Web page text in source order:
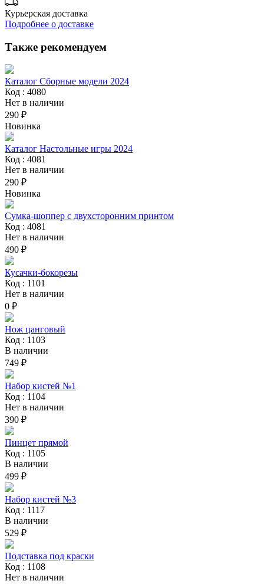
Курьерская доставка
Подробнее о доставке
Также рекомендуем
Каталог Сборные модели 2024
Код : 4080
Нет в наличии
290 ₽
Новинка
Каталог Настольные игры 2024
Код : 4081
Нет в наличии
290 ₽
Новинка
Сумка-шоппер с двухсторонним принтом
Код : 4081
Нет в наличии
490 ₽
Кусачки-бокорезы
Код : 1101
Нет в наличии
0 ₽
Нож цанговый
Код : 1103
В наличии
749 ₽
Набор кистей №1
Код : 1104
Нет в наличии
390 ₽
Пинцет прямой
Код : 1105
В наличии
499 ₽
Набор кистей №3
Код : 1117
В наличии
529 ₽
Подставка под краски
Код : 1108
Нет в наличии